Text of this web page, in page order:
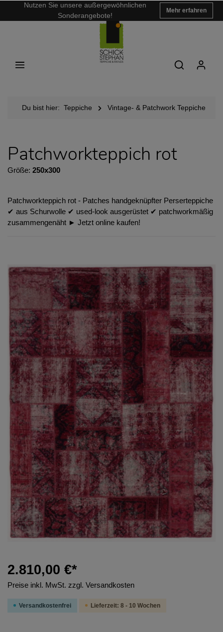
Nutzen Sie unsere außergewöhnlichen
Sonderangebote!
Mehr erfahren
Du bist hier: Teppiche Vintage- & Patchwork Teppiche
Patchworkteppich rot
Größe: 250x300
Patchworkteppich rot - Patches handgeknüpfter Perserteppiche
✔︎ aus Schurwolle ✔︎ used-look ausgerüstet ✔︎ patchworkmäßig
zusammengenäht ► Jetzt online kaufen!
2.810,00 €*
Preise inkl. MwSt. zzgl. Versandkosten
Versandkostenfrei Lieferzeit: 8 - 10 Wochen